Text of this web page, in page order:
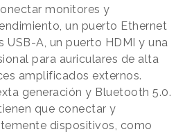
monitores y
un puerto Ethernet
USB-A, un puerto HDMI y una
para auriculares de alta
amplificados externos.
generación y Bluetooth 5.0.
que conectar y
dispositivos, como